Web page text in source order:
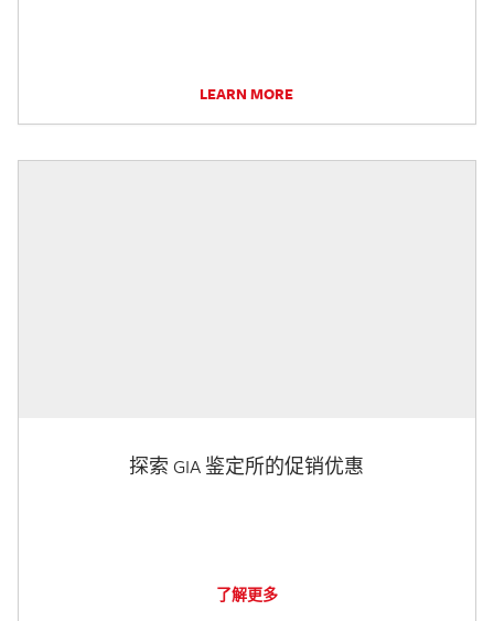
LEARN MORE
探索 GIA 鉴定所的促销优惠
了解更多